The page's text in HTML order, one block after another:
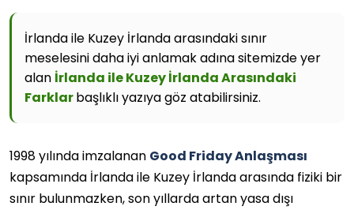
İrlanda ile Kuzey İrlanda arasındaki sınır
meselesini daha iyi anlamak adına sitemizde yer
alan İrlanda ile Kuzey İrlanda Arasındaki
Farklarbaşlıklı yazıya göz atabilirsiniz.
1998 yılında imzalanan Good Friday Anlaşması
kapsamında İrlanda ile Kuzey İrlanda arasında fiziki bir
sınır bulunmazken, son yıllarda artan yasa dışı